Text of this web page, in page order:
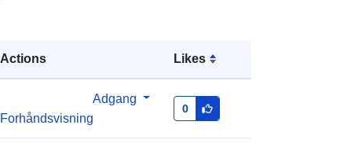
Actions Likes
Adgang
Forhåndsvisning
0
12.32, 45.56 ], [ 12.32, 46.66 ] ]
r_friuve:m6821-cc-i9352